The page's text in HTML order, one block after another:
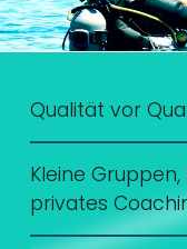
Qualität vor
Kleine
privates